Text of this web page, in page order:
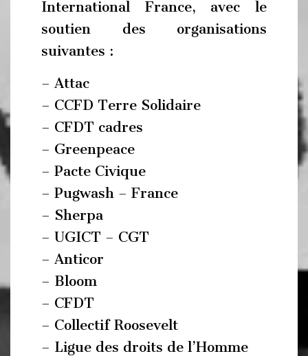
International France, avec le
soutien des organisations
suivantes :
– Attac
– CCFD Terre Solidaire
– CFDT cadres
– Greenpeace
– Pacte Civique
– Pugwash – France
– Sherpa
– UGICT – CGT
– Anticor
– Bloom
– CFDT
– Collectif Roosevelt
– Ligue des droits de l’Homme